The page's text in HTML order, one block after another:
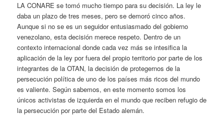
LA CONARE se tomó mucho tiempo para su decisión. La ley le
daba un plazo de tres meses, pero se demoró cinco años.
Aunque si no se es un seguidor entusiasmado del gobierno
venezolano, esta decisión merece respeto. Dentro de un
contexto internacional donde cada vez más se intesifica la
aplicación de la ley por fuera del propio territorio por parte de los
integrantes de la OTAN, la decisión de protegernos de la
persecución política de uno de los países más ricos del mundo
es valiente. Según sabemos, en este momento somos los
únicos activistas de izquierda en el mundo que reciben refugio de
la persecución por parte del Estado alemán.